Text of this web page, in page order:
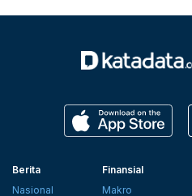
Berita
Nasional
Finansial
Makro